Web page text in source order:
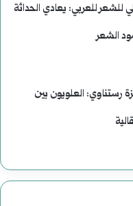
للعربي: يعادي الحداثة
الشعر
رستناوي: العلويون بين